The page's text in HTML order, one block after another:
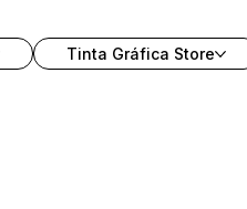
Tinta Gráfica Store